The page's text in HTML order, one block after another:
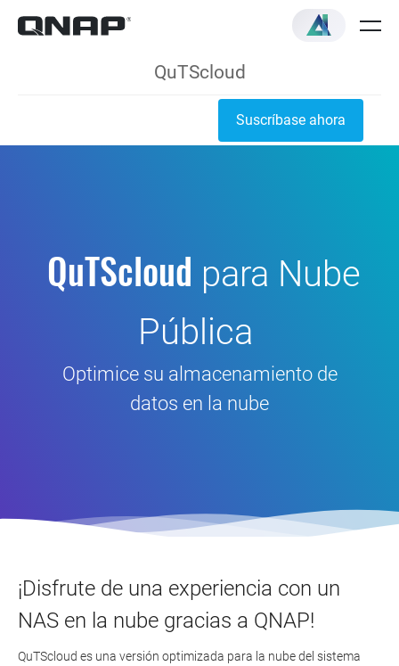
QuTScloud
Suscríbase ahora
QuTScloud para Nube
Pública
Optimice su almacenamiento de
datos en la nube
¡Disfrute de una experiencia con un
NAS en la nube gracias a QNAP!
QuTScloud es una versión optimizada para la nube del sistema